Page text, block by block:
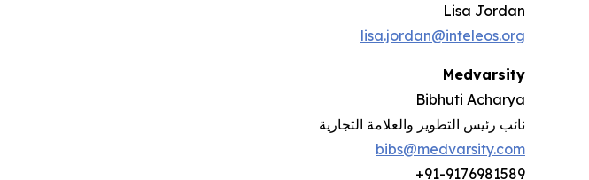
Lisa Jordan
lisa.jordan@inteleos.org
Medvarsity
Bibhuti Acharya
نائب رئيس التطوير والعلامة التجارية
bibs@medvarsity.com
9176981589
+91-